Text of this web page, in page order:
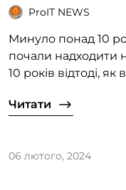
ProIT NEWS
Минуло понад 10
почали надходити
10 років відтоді, як
Читати
06 лютого, 2024